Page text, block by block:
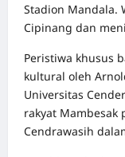
Stadion Mandala.
Cipinang dan
Peristiwa khusus
kultural oleh
Universitas
rakyat Mambesak
Cendrawasih